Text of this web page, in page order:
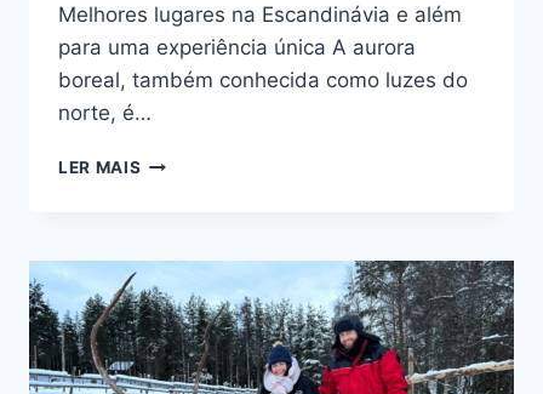
Melhores lugares na Escandinávia e além
para uma experiência única A aurora
boreal, também conhecida como luzes do
norte, é…
LER MAIS DESTINOS
A
AURORA
BOREAL